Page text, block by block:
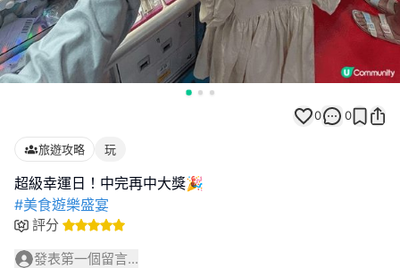
0 0
旅遊攻略 玩
#美食遊樂盛宴
評分
發表第一個留言...